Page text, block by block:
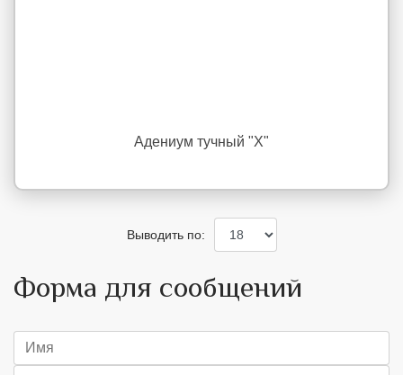
Адениум тучный "X"
Выводить по:
Форма для сообщений